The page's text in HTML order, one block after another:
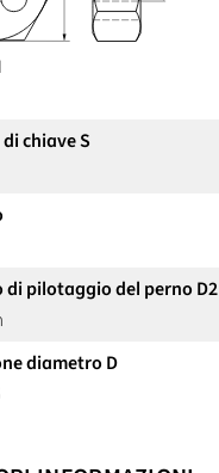
chiave S
di pilotaggio del perno D2
diametro D